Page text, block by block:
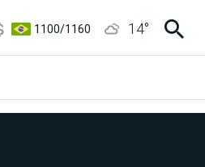
3,8/4
14°